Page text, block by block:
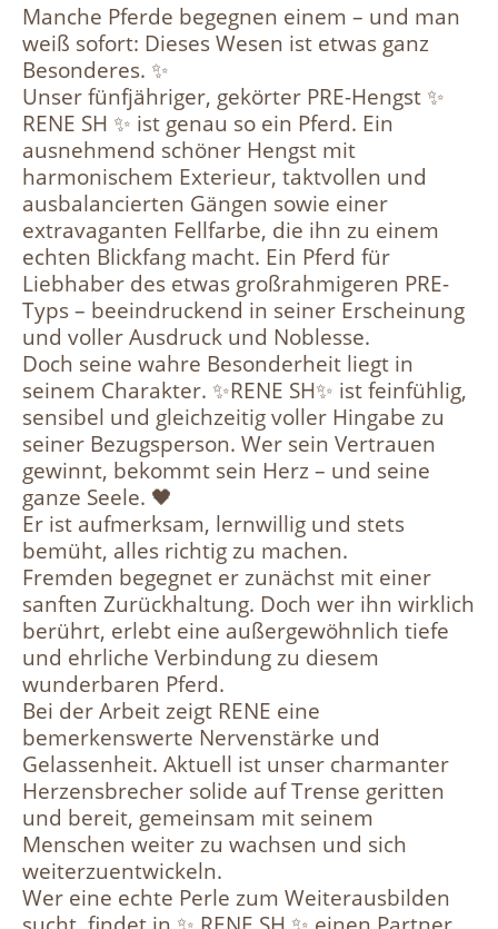
Manche Pferde begegnen einem – und man
weiß sofort: Dieses Wesen ist etwas ganz
Besonderes. ✨
Unser fünfjähriger, gekörter PRE-Hengst ✨
RENE SH ✨ ist genau so ein Pferd. Ein
ausnehmend schöner Hengst mit
harmonischem Exterieur, taktvollen und
ausbalancierten Gängen sowie einer
extravaganten Fellfarbe, die ihn zu einem
echten Blickfang macht. Ein Pferd für
Liebhaber des etwas großrahmigeren PRE-
Typs – beeindruckend in seiner Erscheinung
und voller Ausdruck und Noblesse.
Doch seine wahre Besonderheit liegt in
seinem Charakter. ✨RENE SH✨ ist feinfühlig,
sensibel und gleichzeitig voller Hingabe zu
seiner Bezugsperson. Wer sein Vertrauen
gewinnt, bekommt sein Herz – und seine
ganze Seele. 🖤
Er ist aufmerksam, lernwillig und stets
bemüht, alles richtig zu machen.
Fremden begegnet er zunächst mit einer
sanften Zurückhaltung. Doch wer ihn wirklich
berührt, erlebt eine außergewöhnlich tiefe
und ehrliche Verbindung zu diesem
wunderbaren Pferd.
Bei der Arbeit zeigt RENE eine
bemerkenswerte Nervenstärke und
Gelassenheit. Aktuell ist unser charmanter
Herzensbrecher solide auf Trense geritten
und bereit, gemeinsam mit seinem
Menschen weiter zu wachsen und sich
weiterzuentwickeln.
Wer eine echte Perle zum Weiterausbilden